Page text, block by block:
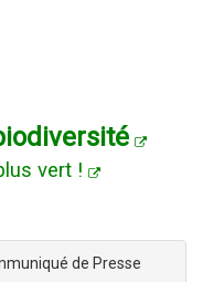
vert !
de Presse